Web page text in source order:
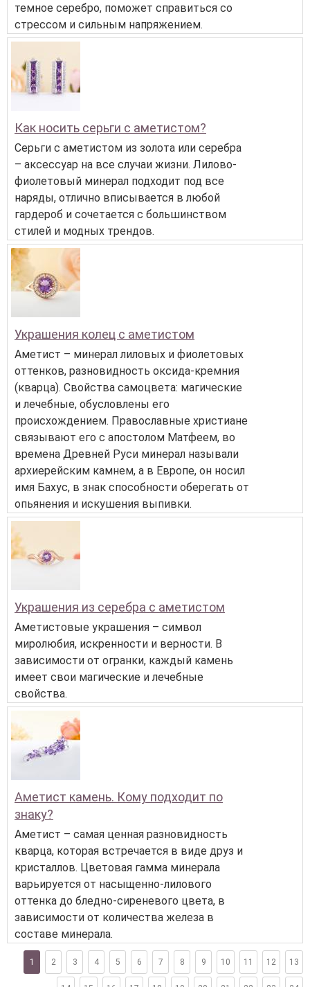
темное серебро, поможет справиться со
стрессом и сильным напряжением.
Как носить серьги с аметистом?
Серьги с аметистом из золота или серебра
– аксессуар на все случаи жизни. Лилово-
фиолетовый минерал подходит под все
наряды, отлично вписывается в любой
гардероб и сочетается с большинством
стилей и модных трендов.
Украшения колец с аметистом
Аметист – минерал лиловых и фиолетовых
оттенков, разновидность оксида-кремния
(кварца). Свойства самоцвета: магические
и лечебные, обусловлены его
происхождением. Православные христиане
связывают его с апостолом Матфеем, во
времена Древней Руси минерал называли
архиерейским камнем, а в Европе, он носил
имя Бахус, в знак способности оберегать от
опьянения и искушения выпивки.
Украшения из серебра с аметистом
Аметистовые украшения – символ
миролюбия, искренности и верности. В
зависимости от огранки, каждый камень
имеет свои магические и лечебные
свойства.
Аметист камень. Кому подходит по
знаку?
Аметист – самая ценная разновидность
кварца, которая встречается в виде друз и
кристаллов. Цветовая гамма минерала
варьируется от насыщенно-лилового
оттенка до бледно-сиреневого цвета, в
зависимости от количества железа в
составе минерала.
1 2 3 4 5 6 7 8 9 10 11 12 13